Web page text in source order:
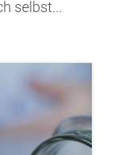
selbst...